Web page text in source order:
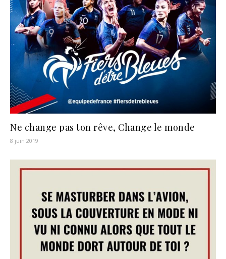
Ne change pas ton rêve, Change le monde
8 juin 2019